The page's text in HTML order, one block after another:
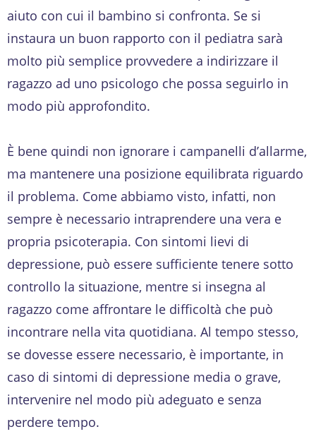
aiuto con cui il bambino si confronta. Se si
instaura un buon rapporto con il pediatra sarà
molto più semplice provvedere a indirizzare il
ragazzo ad uno psicologo che possa seguirlo in
modo più approfondito.
È bene quindi non ignorare i campanelli d’allarme,
ma mantenere una posizione equilibrata riguardo
il problema. Come abbiamo visto, infatti, non
sempre è necessario intraprendere una vera e
propria psicoterapia. Con sintomi lievi di
depressione, può essere sufficiente tenere sotto
controllo la situazione, mentre si insegna al
ragazzo come affrontare le difficoltà che può
incontrare nella vita quotidiana. Al tempo stesso,
se dovesse essere necessario, è importante, in
caso di sintomi di depressione media o grave,
intervenire nel modo più adeguato e senza
perdere tempo.